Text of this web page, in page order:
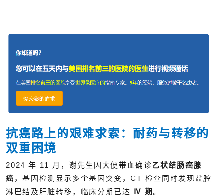
抗癌路上的艰难求索：耐药与转移的
双重困境
2024 年 11 月，谢先生因大便带血确诊乙状结肠癌腺
癌 ，基因检测显示多个基因突变，CT 检查同时发现盆腔
淋巴结及肝脏转移，临床分期已达 Ⅳ 期 。